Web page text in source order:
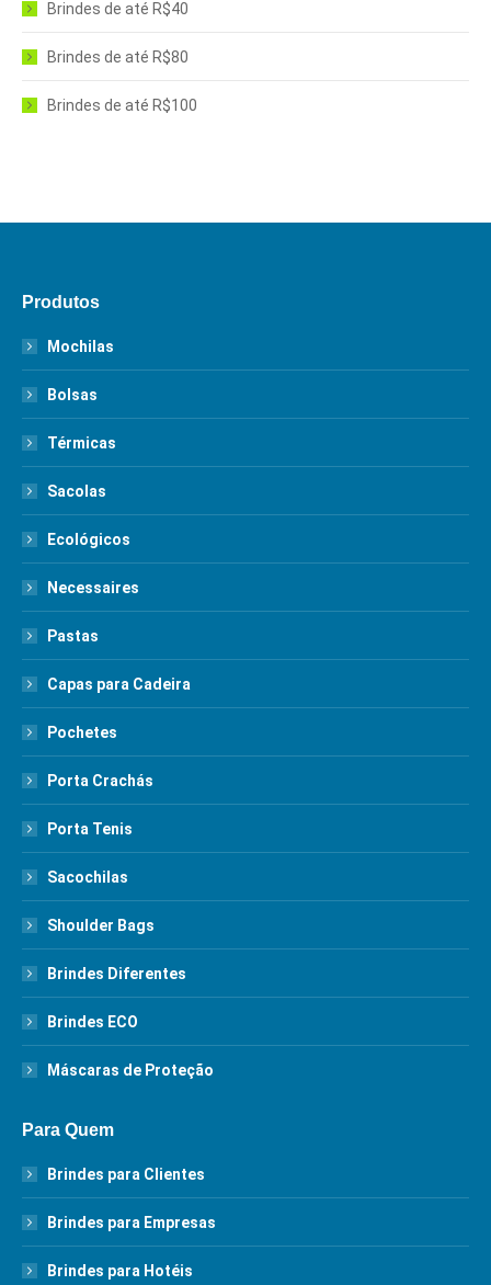
Brindes de até R$40
Brindes de até R$80
Brindes de até R$100
Produtos
Mochilas
Bolsas
Térmicas
Sacolas
Ecológicos
Necessaires
Pastas
Capas para Cadeira
Pochetes
Porta Crachás
Porta Tenis
Sacochilas
Shoulder Bags
Brindes Diferentes
Brindes ECO
Máscaras de Proteção
Para Quem
Brindes para Clientes
Brindes para Empresas
Brindes para Hotéis